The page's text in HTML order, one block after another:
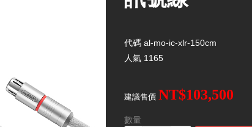
代碼 al-mo-ic-xlr-150cm
人氣 1165
建議售價 NT$103,500
數量